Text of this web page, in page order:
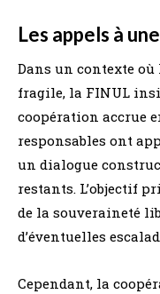
Les appels à
Dans un contexte
fragile, la FINUL
coopération accrue
responsables ont
un dialogue
restants. L’objectif
de la souveraineté
d’éventuelles
Cependant, la